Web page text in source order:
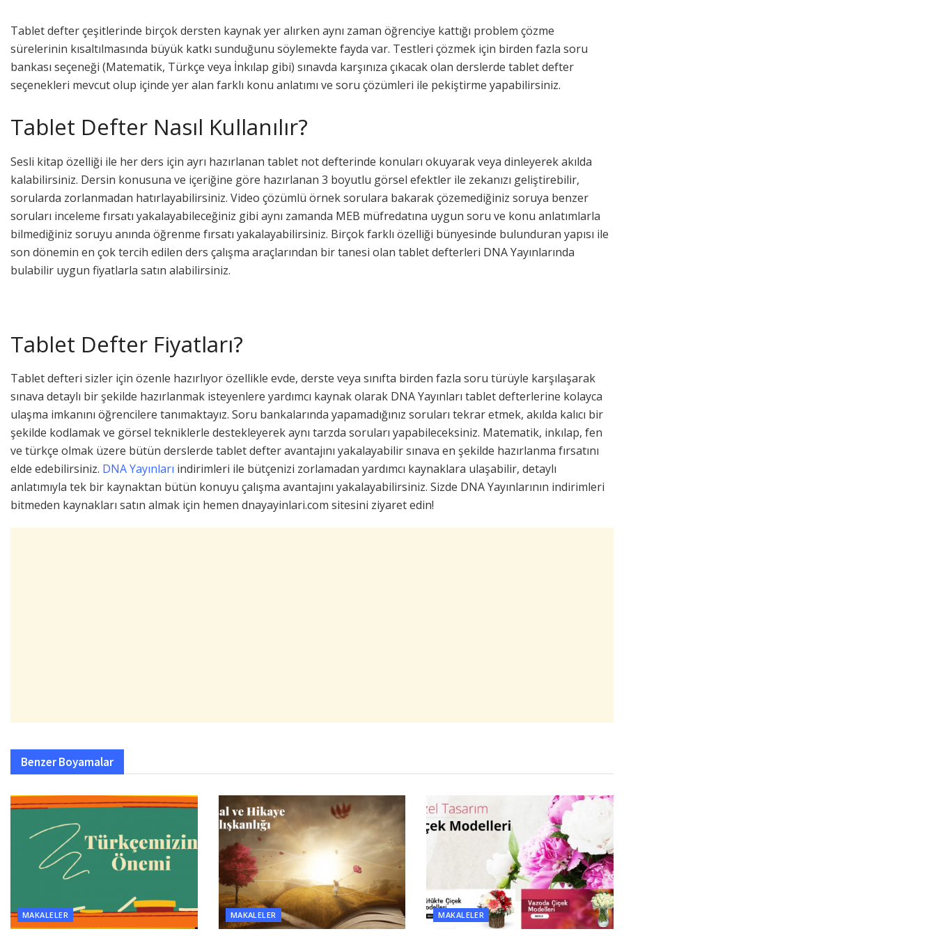
Tablet defter çeşitlerinde birçok dersten kaynak yer alırken aynı zaman öğrenciye kattığı problem çözme
sürelerinin kısaltılmasında büyük katkı sunduğunu söylemekte fayda var. Testleri çözmek için birden fazla soru
bankası seçeneği (Matematik, Türkçe veya İnkılap gibi) sınavda karşınıza çıkacak olan derslerde tablet defter
seçenekleri mevcut olup içinde yer alan farklı konu anlatımı ve soru çözümleri ile pekiştirme yapabilirsiniz.
Tablet Defter Nasıl Kullanılır?
Sesli kitap özelliği ile her ders için ayrı hazırlanan tablet not defterinde konuları okuyarak veya dinleyerek akılda
kalabilirsiniz. Dersin konusuna ve içeriğine göre hazırlanan 3 boyutlu görsel efektler ile zekanızı geliştirebilir,
sorularda zorlanmadan hatırlayabilirsiniz. Video çözümlü örnek sorulara bakarak çözemediğiniz soruya benzer
soruları inceleme fırsatı yakalayabileceğiniz gibi aynı zamanda MEB müfredatına uygun soru ve konu anlatımlarla
bilmediğiniz soruyu anında öğrenme fırsatı yakalayabilirsiniz. Birçok farklı özelliği bünyesinde bulunduran yapısı ile
son dönemin en çok tercih edilen ders çalışma araçlarından bir tanesi olan tablet defterleri DNA Yayınlarında
bulabilir uygun fiyatlarla satın alabilirsiniz.
Tablet Defter Fiyatları?
Tablet defteri sizler için özenle hazırlıyor özellikle evde, derste veya sınıfta birden fazla soru türüyle karşılaşarak
sınava detaylı bir şekilde hazırlanmak isteyenlere yardımcı kaynak olarak DNA Yayınları tablet defterlerine kolayca
ulaşma imkanını öğrencilere tanımaktayız. Soru bankalarında yapamadığınız soruları tekrar etmek, akılda kalıcı bir
şekilde kodlamak ve görsel tekniklerle destekleyerek aynı tarzda soruları yapabileceksiniz. Matematik, inkılap, fen
ve türkçe olmak üzere bütün derslerde tablet defter avantajını yakalayabilir sınava en şekilde hazırlanma fırsatını
elde edebilirsiniz. DNA Yayınları indirimleri ile bütçenizi zorlamadan yardımcı kaynaklara ulaşabilir, detaylı
anlatımıyla tek bir kaynaktan bütün konuyu çalışma avantajını yakalayabilirsiniz. Sizde DNA Yayınlarının indirimleri
bitmeden kaynakları satın almak için hemen dnayayinlari.com sitesini ziyaret edin!
BenzerBoyamalar
MAKALELER MAKALELER MAKALELER